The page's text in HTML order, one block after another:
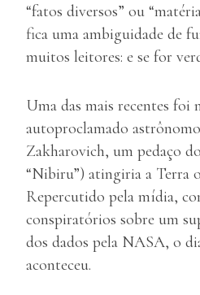
“fatos diversos” ou
fica uma ambiguidade de
muitos leitores: e se for
Uma das mais recentes foi
autoproclamado
Zakharovich, um pedaço
“Nibiru”) atingiria a Terra
Repercutido pela mídia,
conspiratórios sobre um
dos dados pela NASA, o
aconteceu.